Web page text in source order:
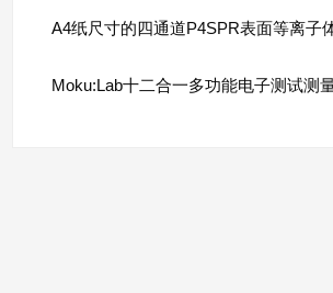
A4纸尺寸的四通道P4SPR表面等离子
Moku:Lab十二合一多功能电子测试测